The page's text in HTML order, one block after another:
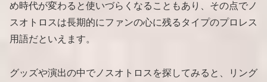
め時代が変わると使いづらくなることもあり、その点でノ
スオトロスは長期的にファンの心に残るタイプのプロレス
用語だといえます。
グッズや演出の中でノスオトロスを探してみると、リング